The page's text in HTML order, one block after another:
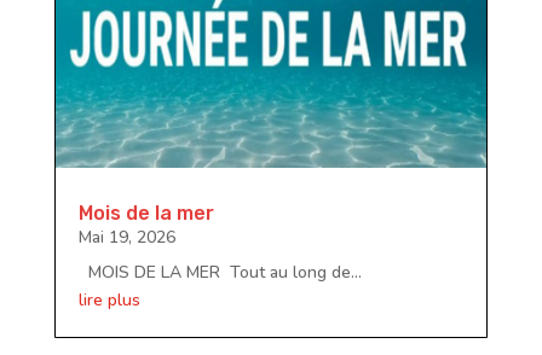
Mois de la mer
Mai 19, 2026
MOIS DE LA MER Tout au long de...
lire plus